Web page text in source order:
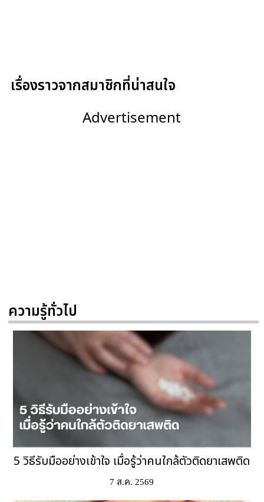
เรื่องราวจากสมาชิกที่น่าสนใจ
Advertisement
ความรู้ทั่วไป
5 วิธีรับมืออย่างเข้าใจ เมื่อรู้ว่าคนใกล้ตัวติดยาเสพติด
7 ส.ค. 2569